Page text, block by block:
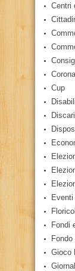
Centri
Cup
Eventi
Fondi
Gioco